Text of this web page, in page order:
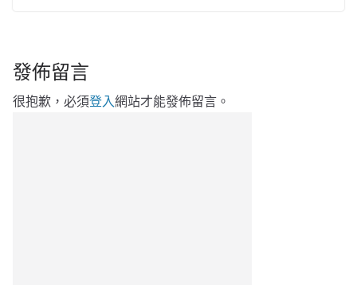
發佈留言
很抱歉，必須登入網站才能發佈留言。